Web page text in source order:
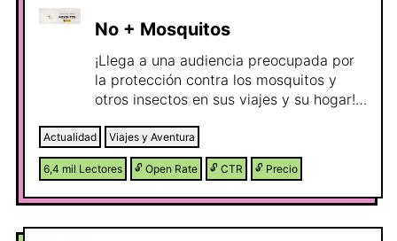
No + Mosquitos
¡Llega a una audiencia preocupada por
la protección contra los mosquitos y
otros insectos en sus viajes y su hogar!
para promocionar tus productos o
servicios a un público altamente
interesado en la prevención de
enfermedades transmitidas por insectos
Actualidad Viajes y Aventura
6,4 mil Lectores 🔓 Open Rate 🔓 CTR 🔓 Precio